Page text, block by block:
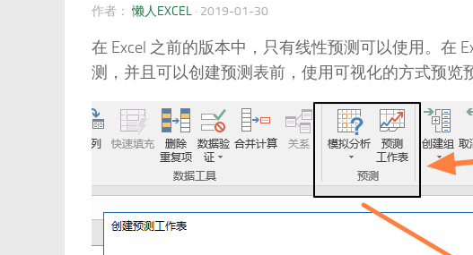
作者：懒人EXCEL · 2019-01-30
在 Excel 之前的版本中，只有线性预测可以使用。在
测，并且可以创建预测表前，使用可视化的方式预览